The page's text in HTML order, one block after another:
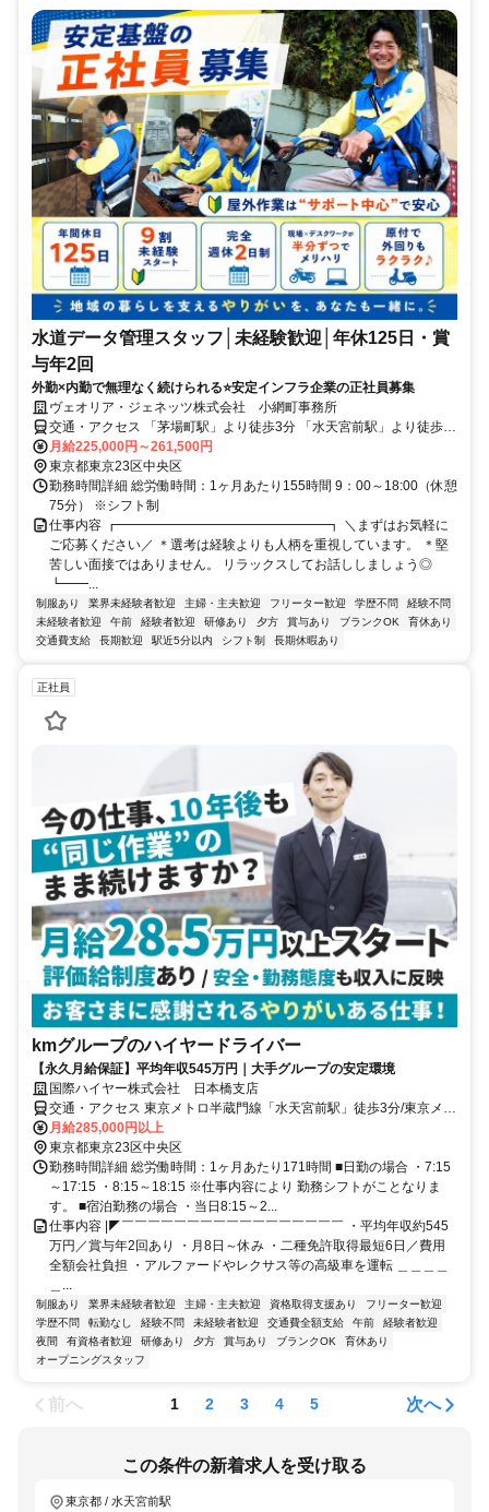
水道データ管理スタッフ│未経験歓迎│年休125日・賞
与年2回
外勤×内勤で無理なく続けられる⭐安定インフラ企業の正社員募集
ヴェオリア・ジェネッツ株式会社 小網町事務所
交通・アクセス 「茅場町駅」より徒歩3分 「水天宮前駅」より徒歩5
分
月給225,000円～261,500円
東京都東京23区中央区
勤務時間詳細 総労働時間：1ヶ月あたり155時間 9：00～18:00（休憩
75分） ※シフト制
仕事内容 ┏━━━━━━━━━━━━━━━━┓ ＼まずはお気軽に
ご応募ください／ ＊選考は経験よりも人柄を重視しています。 ＊堅
苦しい面接ではありません。 リラックスしてお話ししましょう◎
┗━━...
制服あり 業界未経験者歓迎 主婦・主夫歓迎 フリーター歓迎 学歴不問
経験不問
未経験者歓迎
午前 経験者歓迎 研修あり 夕方 賞与あり ブランクOK
育休あり
交通費支給
長期歓迎 駅近5分以内 シフト制 長期休暇あり
正社員
kmグループのハイヤードライバー
【永久月給保証】平均年収545万円｜大手グループの安定環境
国際ハイヤー株式会社 日本橋支店
交通・アクセス 東京メトロ半蔵門線「水天宮前駅」徒歩3分/東京メト
ロ東西線「茅場町駅」徒歩8分
月給285,000円以上
東京都東京23区中央区
勤務時間詳細 総労働時間：1ヶ月あたり171時間 ■日勤の場合 ・7:15
～17:15 ・8:15～18:15 ※仕事内容により 勤務シフトがことなりま
す。 ■宿泊勤務の場合 ・当日8:15～2...
仕事内容 |◤￣￣￣￣￣￣￣￣￣￣￣￣￣￣￣￣￣ ・平均年収約545
万円／賞与年2回あり ・月8日～休み ・二種免許取得最短6日／費用
全額会社負担 ・アルファードやレクサス等の高級車を運転 ＿＿＿＿
＿...
制服あり 業界未経験者歓迎 主婦・主夫歓迎 資格取得支援あり
フリーター歓迎
学歴不問
転勤なし 経験不問 未経験者歓迎 交通費全額支給 午前
経験者歓迎
夜間
有資格者歓迎 研修あり 夕方 賞与あり ブランクOK
育休あり
オープニングスタッフ
前へ 1 2 3 4 5 次へ
この条件の新着求人を受け取る
東京都 / 水天宮前駅